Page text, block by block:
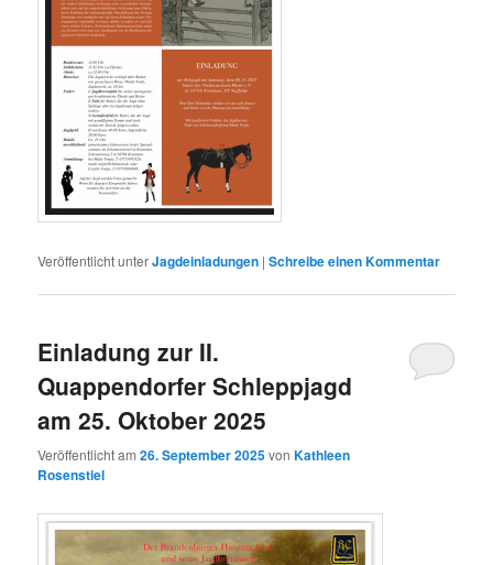
Veröffentlicht unterJagdeinladungen |Schreibe einen Kommentar
Einladung zur II.
Quappendorfer Schleppjagd
am 25. Oktober 2025
Veröffentlicht am26. September 2025vonKathleen
Rosenstiel